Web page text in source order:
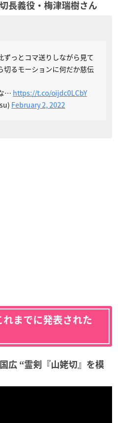
長義役・梅津瑞樹さん
ずっとコマ送りしながら見て
切るモーションに何だか慈伝
… https://t.co/oijdc0LCbY
February 2, 2022
れまでに発表された
広 “霊剣『山姥切』を模